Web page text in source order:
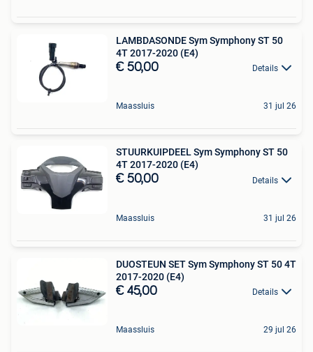
LAMBDASONDE Sym Symphony ST 50
4T 2017-2020 (E4)
€ 50,00 Details
Maassluis 31 jul 26
STUURKUIPDEEL Sym Symphony ST 50
4T 2017-2020 (E4)
€ 50,00 Details
Maassluis 31 jul 26
DUOSTEUN SET Sym Symphony ST 50 4T
2017-2020 (E4)
€ 45,00 Details
Maassluis 29 jul 26